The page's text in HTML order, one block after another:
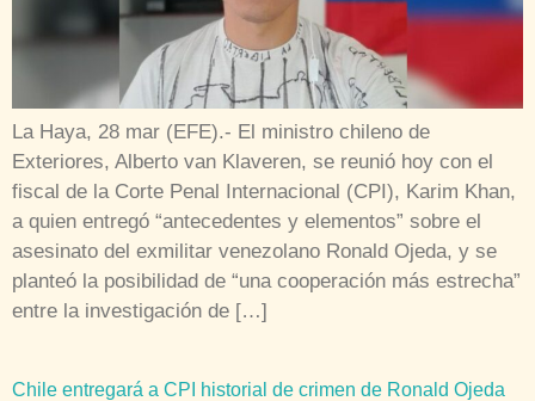
La Haya, 28 mar (EFE).- El ministro chileno de
Exteriores, Alberto van Klaveren, se reunió hoy con el
fiscal de la Corte Penal Internacional (CPI), Karim Khan,
a quien entregó “antecedentes y elementos” sobre el
asesinato del exmilitar venezolano Ronald Ojeda, y se
planteó la posibilidad de “una cooperación más estrecha”
entre la investigación de […]
Chile entregará a CPI historial de crimen de Ronald Ojeda